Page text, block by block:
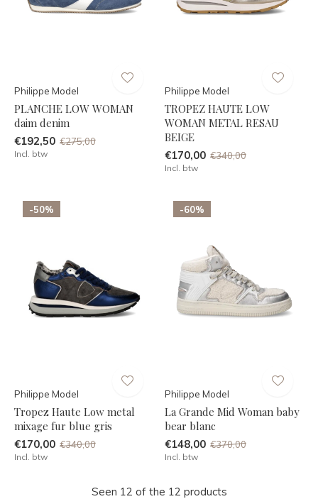
Philippe Model
PLANCHE LOW WOMAN
daim denim
€192,50 €275,00
Incl. btw
Philippe Model
TROPEZ HAUTE LOW
WOMAN METAL RESAU
BEIGE
€170,00 €340,00
Incl. btw
-50%
Philippe Model
Tropez Haute Low metal
mixage fur blue gris
€170,00 €340,00
Incl. btw
-60%
Philippe Model
La Grande Mid Woman baby
bear blanc
€148,00 €370,00
Incl. btw
Seen 12 of the 12 products